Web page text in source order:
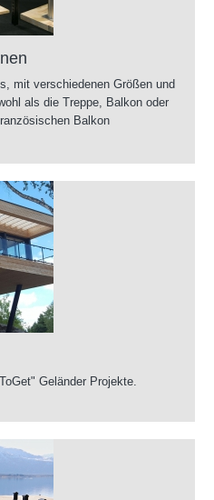
mit verschiedenen Größen und
als die Treppe, Balkon oder
Balkon
werden.
Geländer Projekte.